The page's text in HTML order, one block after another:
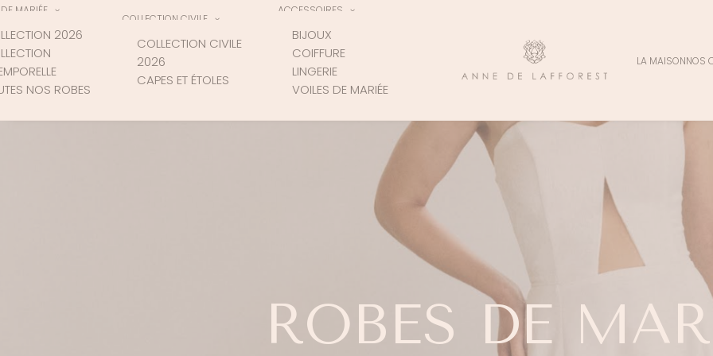
MARIÉE
2026
NOS ROBES
COLLECTION CIVILE
COLLECTION CIVILE
2026
CAPES ET ÉTOLES
ACCESSOIRES
BIJOUX
COIFFURE
LINGERIE
VOILES DE MARIÉE
LA MAISONNOS
ROBES DE